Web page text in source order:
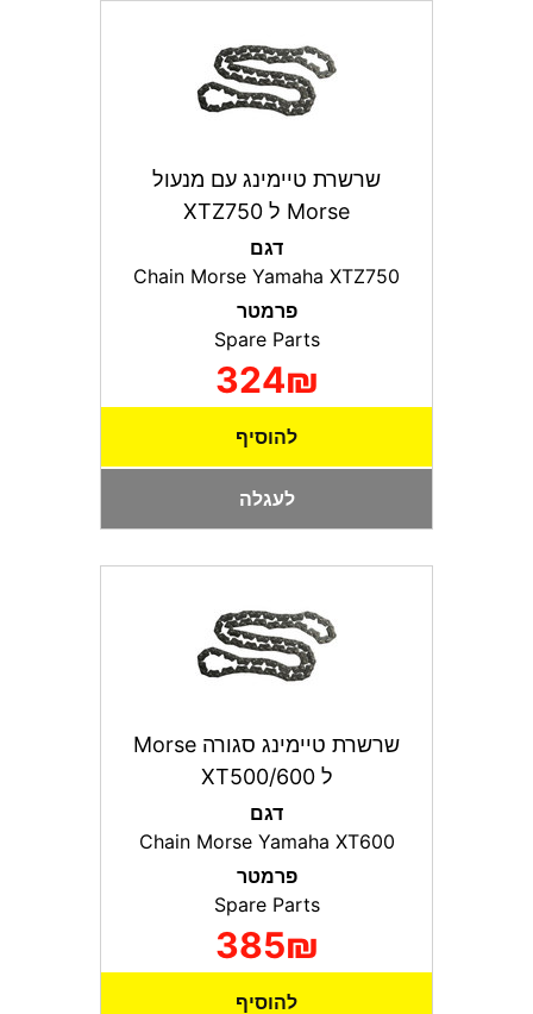
שרשרת טיימינג עם מנעול
Morse ל XTZ750
דגם
פרמטר
Spare Parts
324₪
להוסיף
לעגלה
שרשרת טיימינג סגורה Morse
ל XT500/600
דגם
פרמטר
Spare Parts
385₪
להוסיף